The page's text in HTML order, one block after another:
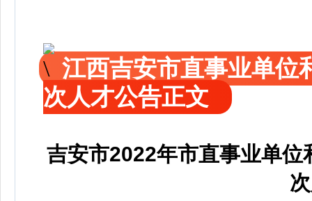
江西吉安市直事业单位
次人才公告正文
吉安市2022年市直事业单